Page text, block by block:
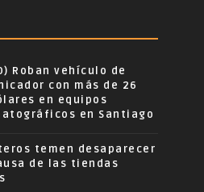
Roban vehículo de
con más de 26
en equipos
en Santiago
temen desaparecer
de las tiendas